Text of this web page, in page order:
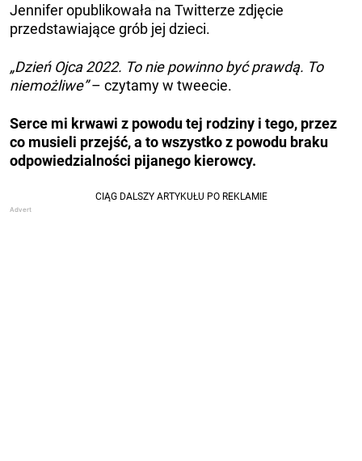
Jennifer opublikowała na Twitterze zdjęcie
przedstawiające grób jej dzieci.
„Dzień Ojca 2022. To nie powinno być prawdą. To
niemożliwe”– czytamy w tweecie.
Serce mi krwawi z powodu tej rodziny i tego, przez
co musieli przejść, a to wszystko z powodu braku
odpowiedzialności pijanego kierowcy.